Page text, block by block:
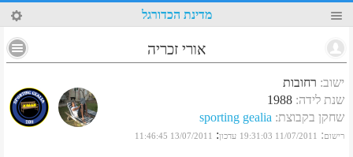
97 מדינת הכדורגל
אורי זכריה
ישוב: רחובות
שנת לידה:
1988
שחקן בקבוצת:
sporting gealia
רישום:
11/07/2011 19:31:03 עדכון:
13/07/2011 11:46:45